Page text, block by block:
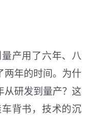
产用了六年、八
两年的时间。为什
研发到量产？这
背书，技术的沉